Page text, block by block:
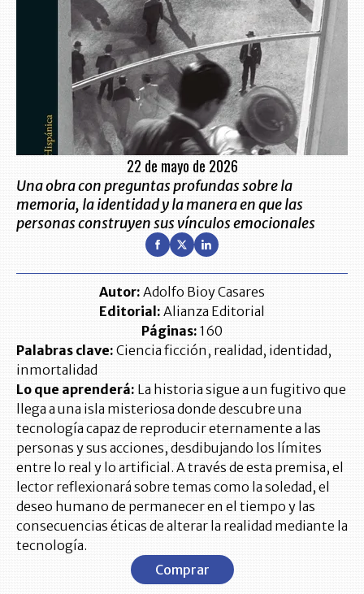
22 de mayo de 2026
Una obra con preguntas profundas sobre la
memoria, la identidad y la manera en que las
personas construyen sus vínculos emocionales
Autor: Adolfo Bioy Casares
Editorial: Alianza Editorial
Páginas: 160
Palabras clave: Ciencia ficción, realidad, identidad,
inmortalidad
Lo que aprenderá: La historia sigue a un fugitivo que
llega a una isla misteriosa donde descubre una
tecnología capaz de reproducir eternamente a las
personas y sus acciones, desdibujando los límites
entre lo real y lo artificial. A través de esta premisa, el
lector reflexionará sobre temas como la soledad, el
deseo humano de permanecer en el tiempo y las
consecuencias éticas de alterar la realidad mediante la
tecnología.
Comprar